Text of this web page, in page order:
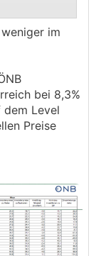
im
bei 8,3%
dem Level
Preise